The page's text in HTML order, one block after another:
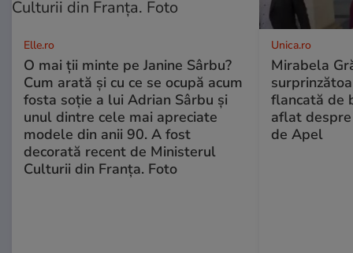
Elle.ro
O mai ții minte pe Janine Sârbu?
Cum arată și cu ce se ocupă acum
fosta soție a lui Adrian Sârbu și
unul dintre cele mai apreciate
modele din anii 90. A fost
decorată recent de Ministerul
Culturii din Franța. Foto
Unica.ro
Mirabela
flancată de
aflat
de Apel